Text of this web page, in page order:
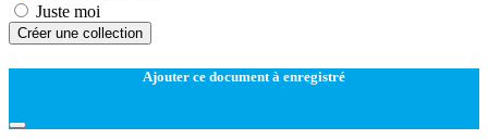
Juste moi
Créer une collection
Ajouter ce document à enregistré